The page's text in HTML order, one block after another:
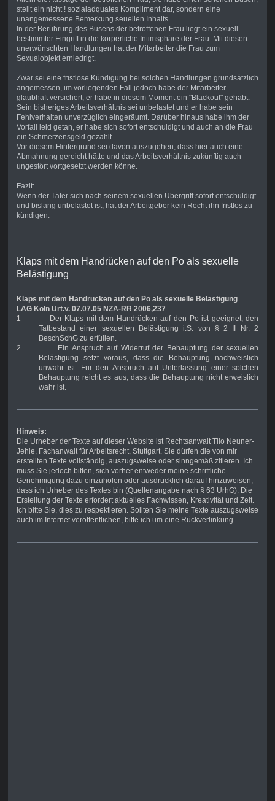
stellt ein nicht ! sozialadquates Kompliment dar, sondern eine
unangemessene Bemerkung seuellen Inhalts.
In der Berührung des Busens der betroffenen Frau liegt ein sexuell
bestimmter Eingriff in die körperliche Intimsphäre der Frau. Mit diesen
unerwünschten Handlungen hat der Mitarbeiter die Frau zum
Sexualobjekt erniedrigt.
Zwar sei eine fristlose Kündigung bei solchen Handlungen grundsätzlich
angemessen, im vorliegenden Fall jedoch habe der Mitarbeiter
glaubhaft versichert, er habe in diesem Moment ein "Blackout" gehabt.
Sein bisheriges Arbeitsverhältnis sei unbelastet und er habe sein
Fehlverhalten unverzüglich eingeräumt. Darüber hinaus habe ihm der
Vorfall leid getan, er habe sich sofort entschuldigt und auch an die Frau
ein Schmerzensgeld gezahlt.
Vor diesem Hintergrund sei davon auszugehen, dass hier auch eine
Abmahnung gereicht hätte und das Arbeitsverhältnis zukünftig auch
ungestört vortgesetzt werden könne.
Fazit:
Wenn der Täter sich nach seinem sexuellen Übergriff sofort entschuldigt
und bislang unbelastet ist, hat der Arbeitgeber kein Recht ihn fristlos zu
kündigen.
Klaps mit dem Handrücken auf den Po als sexuelle
Belästigung
Klaps mit dem Handrücken auf den Po als sexuelle Belästigung
LAG Köln Urt.v. 07.07.05 NZA-RR 2006,237
1
Der Klaps mit dem Handrücken auf den Po ist geeignet, den
Tatbestand einer sexuellen Belästigung i.S. von § 2 II Nr. 2
BeschSchG zu erfüllen.
2
Ein Anspruch auf Widerruf der Behauptung der sexuellen
Belästigung setzt voraus, dass die Behauptung nachweislich
unwahr ist. Für den Anspruch auf Unterlassung einer solchen
Behauptung reicht es aus, dass die Behauptung nicht erweislich
wahr ist.
Hinweis:
Die Urheber der Texte auf dieser Website ist Rechtsanwalt Tilo Neuner-
Jehle, Fachanwalt für Arbeitsrecht, Stuttgart. Sie dürfen die von mir
erstellten Texte vollständig, auszugsweise oder sinngemäß zitieren. Ich
muss Sie jedoch bitten, sich vorher entweder meine schriftliche
Genehmigung dazu einzuholen oder ausdrücklich darauf hinzuweisen,
dass ich Urheber des Textes bin (Quellenangabe nach § 63 UrhG). Die
Erstellung der Texte erfordert aktuelles Fachwissen, Kreativität und Zeit.
Ich bitte Sie, dies zu respektieren. Sollten Sie meine Texte auszugsweise
auch im Internet veröffentlichen, bitte ich um eine Rückverlinkung.